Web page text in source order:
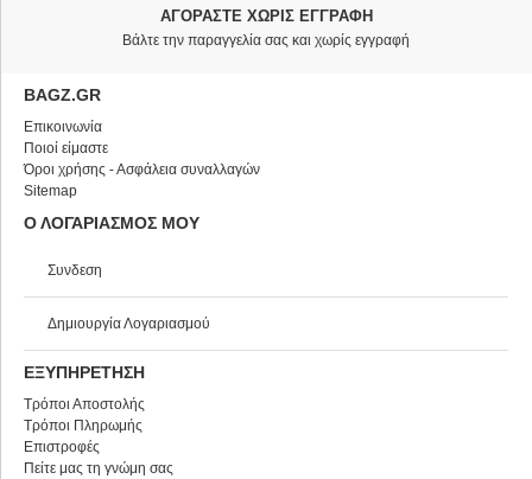
ΑΓΟΡΆΣΤΕ ΧΩΡΊΣ ΕΓΓΡΑΦΉ
Βάλτε την παραγγελία σας και χωρίς εγγραφή
BAGZ.GR
Επικοινωνία
Ποιοί είμαστε
Όροι χρήσης - Ασφάλεια συναλλαγών
Sitemap
Ο ΛΟΓΑΡΙΑΣΜΟΣ ΜΟΥ
Συνδεση
Δημιουργία Λογαριασμού
ΕΞΥΠΗΡΕΤΗΣΗ
Τρόποι Αποστολής
Τρόποι Πληρωμής
Επιστροφές
Πείτε μας τη γνώμη σας